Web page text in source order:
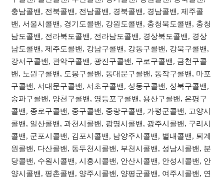
충남콜밴, 전북콜밴, 전남콜밴, 경북콜밴, 경남콜밴, 제주콜
밴, 서울시콜밴, 경기도콜밴, 강원도콜밴, 충청북도콜밴, 충청
남도콜밴, 전라북도콜밴, 전라남도콜밴, 경상북도콜밴, 경상
남도콜밴, 제주도콜밴, 강남구콜밴, 강동구콜밴, 강북구콜밴,
강서구콜밴, 관악구콜밴, 광진구콜밴, 구로구콜밴, 금천구콜
밴, 노원구콜밴, 도봉구콜밴, 동대문구콜밴, 동작구콜밴, 마포
구콜밴, 서대문구콜밴, 서초구콜밴, 성동구콜밴, 성북구콜밴,
송파구콜밴, 양천구콜밴, 영등포구콜밴, 용산구콜밴, 은평구
콜밴, 종로구콜밴, 중구콜밴, 중랑구콜밴, 가평군콜밴, 고양시
콜밴, 일산콜밴, 과천시콜밴, 광명시콜밴, 광주시콜밴, 구리시
콜밴, 군포시콜밴, 김포시콜밴, 남양주시콜밴, 별내콜밴, 퇴계
원콜밴, 다산콜밴, 동두천시콜밴, 부천시콜밴, 성남시콜밴, 분
당콜밴, 수원시콜밴, 시흥시콜밴, 안산시콜밴, 안성시콜밴, 안
양시콜밴, 평촌콜밴, 양주시콜밴, 양평군콜밴, 여주시콜밴, 연